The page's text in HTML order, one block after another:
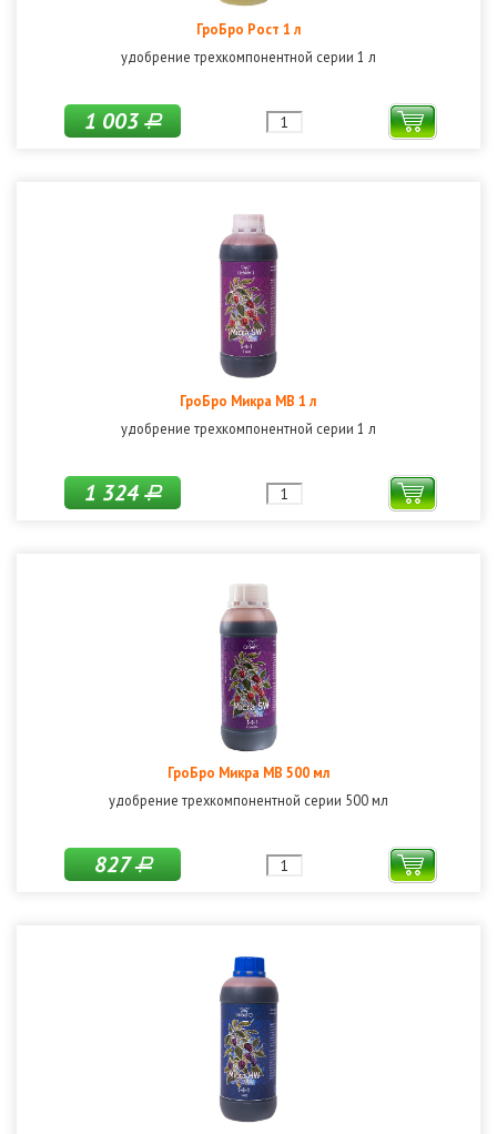
ГроБро Рост 1 л
удобрение трехкомпонентной серии 1 л
1 003Р
ГроБро Микра МВ 1 л
удобрение трехкомпонентной серии 1 л
1 324Р
ГроБро Микра МВ 500 мл
удобрение трехкомпонентной серии 500 мл
827Р